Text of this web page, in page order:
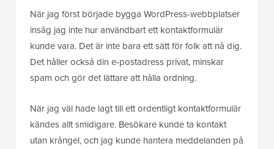
När jag först började bygga WordPress-webbplatser
insåg jag inte hur användbart ett kontaktformulär
kunde vara. Det är inte bara ett sätt för folk att nå dig.
Det håller också din e-postadress privat, minskar
spam och gör det lättare att hålla ordning.
När jag väl hade lagt till ett ordentligt kontaktformulär
kändes allt smidigare. Besökare kunde ta kontakt
utan krångel, och jag kunde hantera meddelanden på